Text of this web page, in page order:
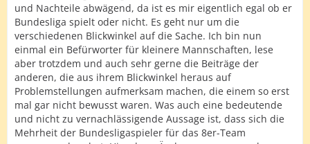
und Nachteile abwägend, da ist es mir eigentlich egal ob er
Bundesliga spielt oder nicht. Es geht nur um die
verschiedenen Blickwinkel auf die Sache. Ich bin nun
einmal ein Befürworter für kleinere Mannschaften, lese
aber trotzdem und auch sehr gerne die Beiträge der
anderen, die aus ihrem Blickwinkel heraus auf
Problemstellungen aufmerksam machen, die einem so erst
mal gar nicht bewusst waren. Was auch eine bedeutende
und nicht zu vernachlässigende Aussage ist, dass sich die
Mehrheit der Bundesligaspieler für das 8er-Team